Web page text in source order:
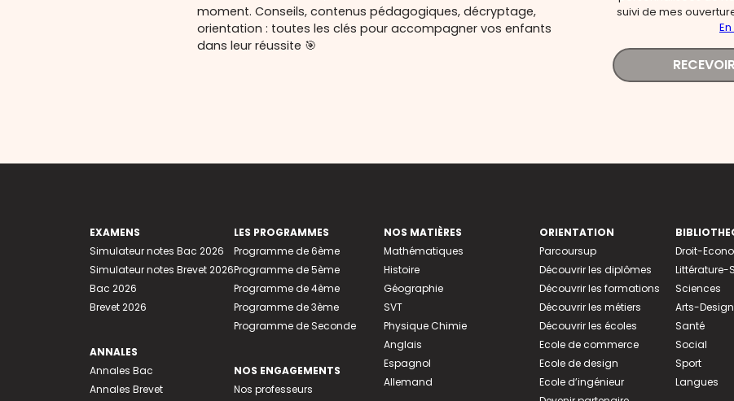
moment. Conseils, contenus pédagogiques, décryptage,
orientation : toutes les clés pour accompagner vos enfants
dans leur réussite 🎯
suivi de mes
EXAMENS
Simulateur notes Bac 2026
Simulateur notes Brevet 2026
Bac 2026
Brevet 2026
ANNALES
Annales Bac
Annales Brevet
LES PROGRAMMES
Programme de 6ème
Programme de 5ème
Programme de 4ème
Programme de 3ème
Programme de Seconde
NOS ENGAGEMENTS
Nos professeurs
NOS MATIÈRES
Mathématiques
Histoire
Géographie
SVT
Physique Chimie
Anglais
Espagnol
Allemand
ORIENTATION
Parcoursup
Découvrir les diplômes
Découvrir les formations
Découvrir les métiers
Découvrir les écoles
Ecole de commerce
Ecole de design
Ecole d’ingénieur
Droit-
Littérature-
Sciences
Arts-
Santé
Social
Sport
Langues